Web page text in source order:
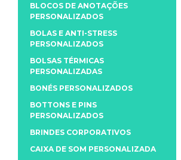
BLOCOS DE ANOTAÇÕES
PERSONALIZADOS
BOLAS E ANTI-STRESS
PERSONALIZADOS
BOLSAS TÉRMICAS
PERSONALIZADAS
BONÉS PERSONALIZADOS
BOTTONS E PINS
PERSONALIZADOS
BRINDES CORPORATIVOS
CAIXA DE SOM PERSONALIZADA